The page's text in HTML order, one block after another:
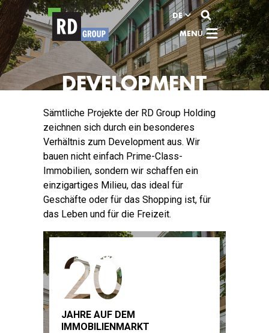
Zum Inhalt
DE
MENÜ
DEVELOPMENT
Sämtliche Projekte der RD Group Holding
zeichnen sich durch ein besonderes
Verhältnis zum Development aus. Wir
bauen nicht einfach Prime-Class-
Immobilien, sondern wir schaffen ein
einzigartiges Milieu, das ideal für
Geschäfte oder für das Shopping ist, für
das Leben und für die Freizeit.
20
JAHRE AUF DEM
IMMOBILIENMARKT